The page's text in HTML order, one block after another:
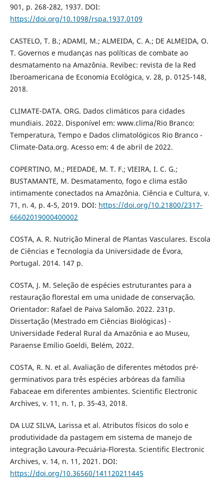
901, p. 268-282, 1937. DOI:
https://doi.org/10.1098/rspa.1937.0109
CASTELO, T. B.; ADAMI, M.; ALMEIDA, C. A.; DE ALMEIDA, O.
T. Governos e mudanças nas políticas de combate ao
desmatamento na Amazônia. Revibec: revista de la Red
Iberoamericana de Economia Ecológica, v. 28, p. 0125-148,
2018.
CLIMATE-DATA. ORG. Dados climáticos para cidades
mundiais. 2022. Disponível em: www.clima/Rio Branco:
Temperatura, Tempo e Dados climatológicos Rio Branco -
Climate-Data.org. Acesso em: 4 de abril de 2022.
COPERTINO, M.; PIEDADE, M. T. F.; VIEIRA, I. C. G.;
BUSTAMANTE, M. Desmatamento, fogo e clima estão
intimamente conectados na Amazônia. Ciência e Cultura, v.
71, n. 4, p. 4-5, 2019. DOI: https://doi.org/10.21800/2317-
66602019000400002
COSTA, A. R. Nutrição Mineral de Plantas Vasculares. Escola
de Ciências e Tecnologia da Universidade de Évora,
Portugal. 2014. 147 p.
COSTA, J. M. Seleção de espécies estruturantes para a
restauração florestal em uma unidade de conservação.
Orientador: Rafael de Paiva Salomão. 2022. 231p.
Dissertação (Mestrado em Ciências Biológicas) -
Universidade Federal Rural da Amazônia e ao Museu,
Paraense Emílio Goeldi, Belém, 2022.
COSTA, R. N. et al. Avaliação de diferentes métodos pré-
germinativos para três espécies arbóreas da família
Fabaceae em diferentes ambientes. Scientific Electronic
Archives, v. 11, n. 1, p. 35-43, 2018.
DA LUZ SILVA, Larissa et al. Atributos físicos do solo e
produtividade da pastagem em sistema de manejo de
integração Lavoura-Pecuária-Floresta. Scientific Electronic
Archives, v. 14, n. 11, 2021. DOI:
https://doi.org/10.36560/141120211445